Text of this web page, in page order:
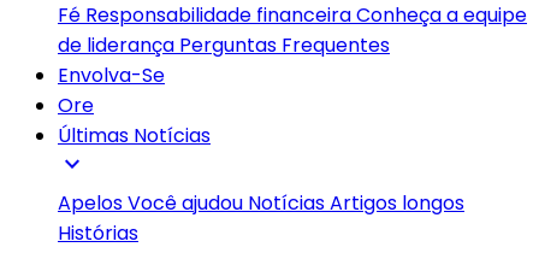
Fé Responsabilidade financeiraConheça a equipe
de liderança Perguntas Frequentes
Envolva-Se
Ore
Últimas Notícias
expand_more
ApelosVocê ajudou NotíciasArtigos longos
Histórias